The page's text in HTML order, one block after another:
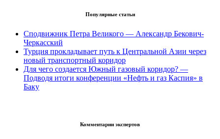
Популярные статьи
Сподвижник Петра Великого — Александр Бекович-
Черкасский
Турция прокладывает путь к Центральной Азии через
новый транспортный коридор
Для чего создается Южный газовый коридор? —
Подводя итоги конференции «Нефть и газ Каспия» в
Баку
Комментарии экспертов